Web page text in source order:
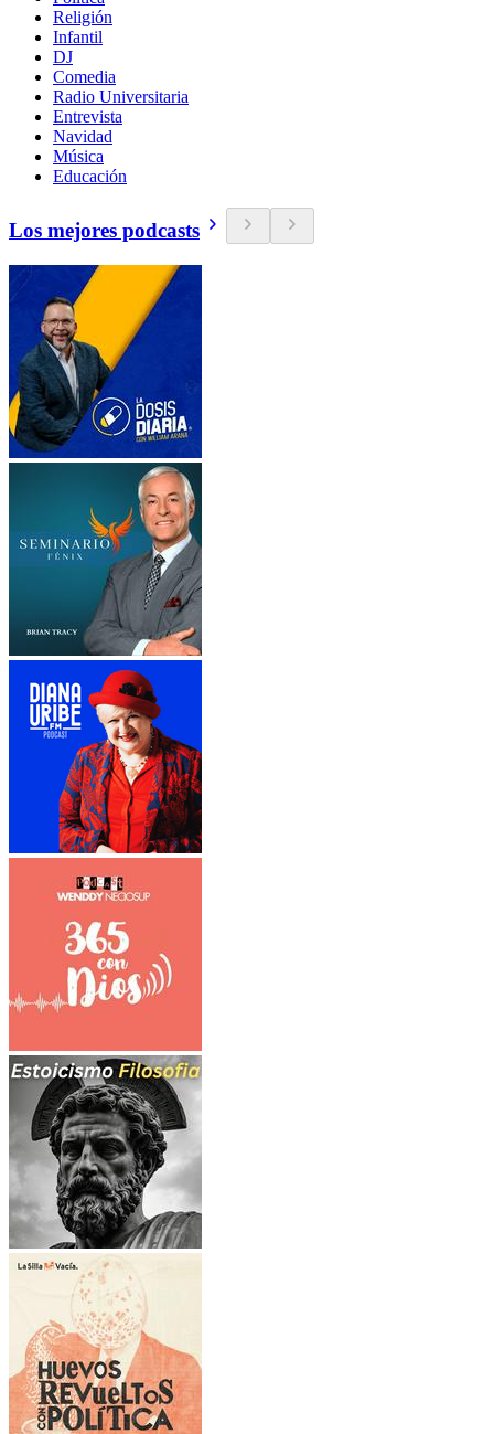
Religión
Infantil
DJ
Comedia
Radio Universitaria
Entrevista
Navidad
Música
Educación
Los mejores podcasts